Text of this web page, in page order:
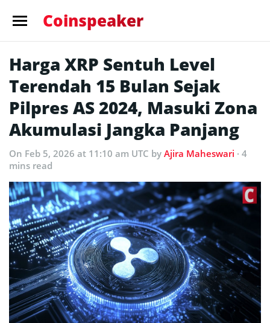
Coinspeaker
Harga XRP Sentuh Level
Terendah 15 Bulan Sejak
Pilpres AS 2024, Masuki Zona
Akumulasi Jangka Panjang
On Feb 5, 2026 at 11:10 am UTC by Ajira Maheswari · 4
mins read